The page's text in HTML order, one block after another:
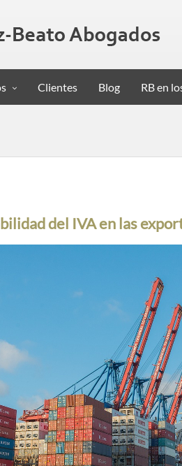
Clientes Blog RB en
del IVA en las